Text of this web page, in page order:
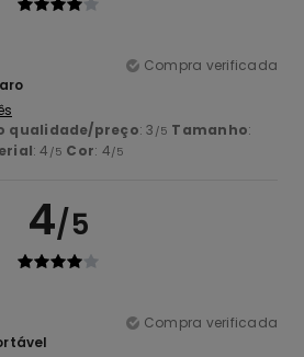
Compra verificada
qualidade/preço: 3 /5 Tamanho:
: 4 /5 Cor: 4/5
4/5
Compra verificada